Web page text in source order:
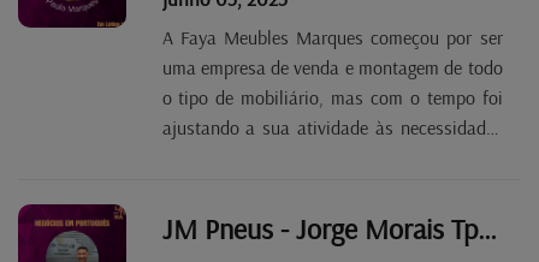
A Faya Meubles Marques começou por ser
uma empresa de venda e montagem de todo
o tipo de mobiliário, mas com o tempo foi
ajustando a sua atividade às necessidades
na área da construção. Do começo do
negócio mantém-se a venda...
JM Pneus - Jorge Morais Tp. 2 Ep. 75